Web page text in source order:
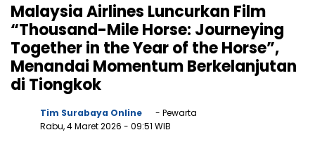
Malaysia Airlines Luncurkan Film
“Thousand-Mile Horse: Journeying
Together in the Year of the Horse”,
Menandai Momentum Berkelanjutan
di Tiongkok
Tim Surabaya Online
- Pewarta
Rabu, 4 Maret 2026 - 09:51 WIB